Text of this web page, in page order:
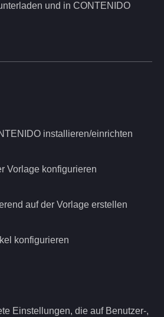
und in CONTENIDO
installieren/einrichten
Vorlage konfigurieren
auf der Vorlage erstellen
konfigurieren
Einstellungen, die auf Benutzer-,